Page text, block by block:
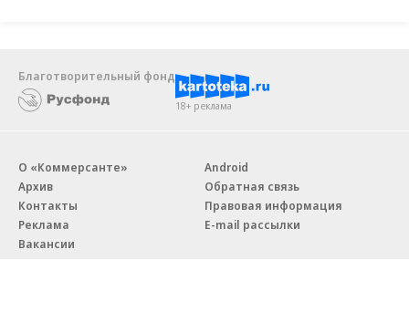
Благотворительный фонд
18+ реклама
О «Коммерсанте»
Архив
Контакты
Реклама
Вакансии
Android
Обратная связь
Правовая информация
E-mail рассылки